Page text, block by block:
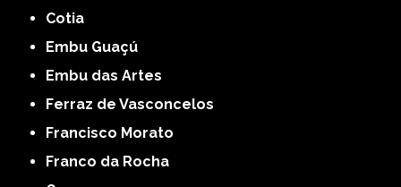
Cotia
Embu Guaçú
Embu das Artes
Ferraz de Vasconcelos
Francisco Morato
Franco da Rocha